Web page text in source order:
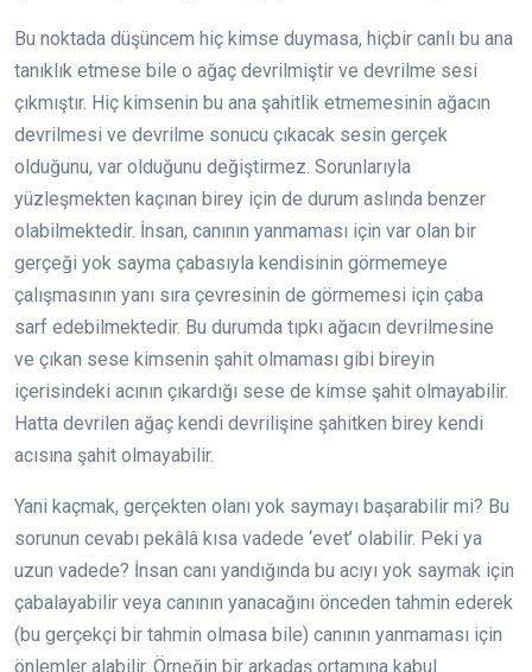
Bu noktada düşüncem hiç kimse duymasa, hiçbir canlı bu ana
tanıklık etmese bile o ağaç devrilmiştir ve devrilme sesi
çıkmıştır. Hiç kimsenin bu ana şahitlik etmemesinin ağacın
devrilmesi ve devrilme sonucu çıkacak sesin gerçek
olduğunu, var olduğunu değiştirmez. Sorunlarıyla
yüzleşmekten kaçınan birey için de durum aslında benzer
olabilmektedir. İnsan, canının yanmaması için var olan bir
gerçeği yok sayma çabasıyla kendisinin görmemeye
çalışmasının yanı sıra çevresinin de görmemesi için çaba
sarf edebilmektedir. Bu durumda tıpkı ağacın devrilmesine
ve çıkan sese kimsenin şahit olmaması gibi bireyin
içerisindeki acının çıkardığı sese de kimse şahit olmayabilir.
Hatta devrilen ağaç kendi devrilişine şahitken birey kendi
acısına şahit olmayabilir.
Yani kaçmak, gerçekten olanı yok saymayı başarabilir mi? Bu
sorunun cevabı pekâlâ kısa vadede ‘evet’ olabilir. Peki ya
uzun vadede? İnsan canı yandığında bu acıyı yok saymak için
çabalayabilir veya canının yanacağını önceden tahmin ederek
(bu gerçekçi bir tahmin olmasa bile) canının yanmaması için
önlemler alabilir. Örneğin bir arkadaş ortamına kabul